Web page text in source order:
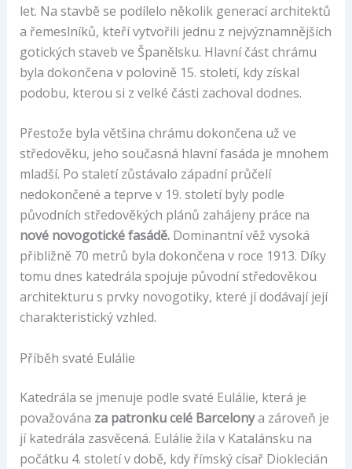
let. Na stavbě se podílelo několik generací architektů
a řemeslníků, kteří vytvořili jednu z nejvýznamnějších
gotických staveb ve Španělsku. Hlavní část chrámu
byla dokončena v polovině 15. století, kdy získal
podobu, kterou si z velké části zachoval dodnes.
Přestože byla většina chrámu dokončena už ve
středověku, jeho současná hlavní fasáda je mnohem
mladší. Po staletí zůstávalo západní průčelí
nedokončené a teprve v 19. století byly podle
původních středověkých plánů zahájeny práce na
nové novogotické fasádě.Dominantní věž vysoká
přibližně 70 metrů byla dokončena v roce 1913. Díky
tomu dnes katedrála spojuje původní středověkou
architekturu s prvky novogotiky, které jí dodávají její
charakteristický vzhled.
Příběh svaté Eulálie
Katedrála se jmenuje podle svaté Eulálie, která je
považována za patronku celé Barcelonya zároveň je
jí katedrála zasvěcená. Eulálie žila v Katalánsku na
počátku 4. století v době, kdy římský císař Dioklecián